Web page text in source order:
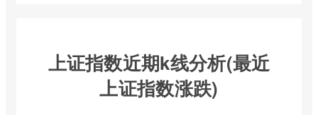
上证指数近期k线分析(最近
上证指数涨跌)